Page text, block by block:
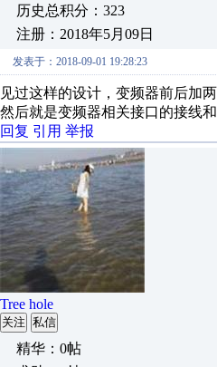
历史总积分：323
注册：2018年5月09日
发表于：2018-09-01 19:28:23
见过这样的设计，变频器前后加
然后就是变频器相关接口的接线和
回复 引用 举报
Tree hole
关注 私信
精华：0帖